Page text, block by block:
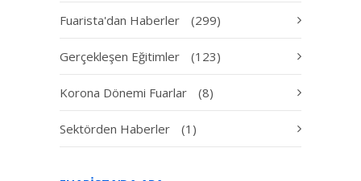
Fuarista'dan Haberler (299)
Gerçekleşen Eğitimler (123)
Korona Dönemi Fuarlar (8)
Sektörden Haberler (1)